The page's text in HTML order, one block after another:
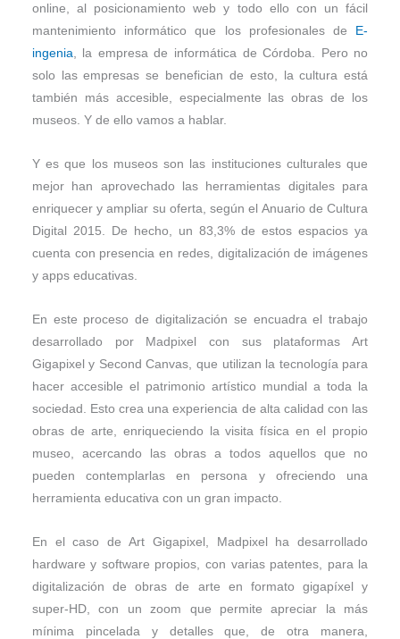
online, al posicionamiento web y todo ello con un fácil
mantenimiento informático que los profesionales de
E-
ingenia , la empresa de informática de Córdoba. Pero no
solo las empresas se benefician de esto, la cultura está
también más accesible, especialmente las obras de los
museos. Y de ello vamos a hablar.
Y es que los museos son las instituciones culturales que
mejor han aprovechado las herramientas digitales para
enriquecer y ampliar su oferta, según el Anuario de Cultura
Digital 2015. De hecho, un 83,3% de estos espacios ya
cuenta con presencia en redes, digitalización de imágenes
y apps educativas.
En este proceso de digitalización se encuadra el trabajo
desarrollado por Madpixel con sus plataformas Art
Gigapixel y Second Canvas, que utilizan la tecnología para
hacer accesible el patrimonio artístico mundial a toda la
sociedad. Esto crea una experiencia de alta calidad con las
obras de arte, enriqueciendo la visita física en el propio
museo, acercando las obras a todos aquellos que no
pueden contemplarlas en persona y ofreciendo una
herramienta educativa con un gran impacto.
En el caso de Art Gigapixel, Madpixel ha desarrollado
hardware y software propios, con varias patentes, para la
digitalización de obras de arte en formato gigapíxel y
super-HD, con un zoom que permite apreciar la más
mínima pincelada y detalles que, de otra manera,